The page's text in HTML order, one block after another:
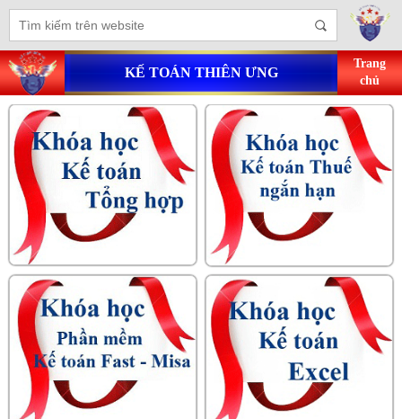
KẾ TOÁN THIÊN ƯNG
Trang
chủ